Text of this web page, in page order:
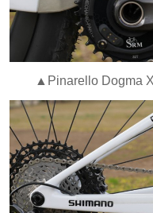
▲Pinarello Dogma